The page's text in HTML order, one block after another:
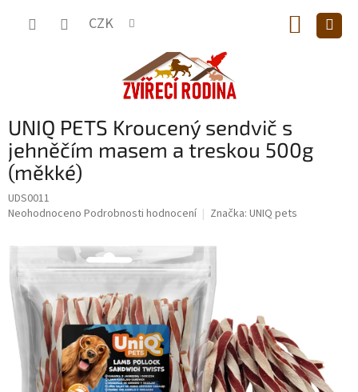
CZK
KOŠÍK
UNIQ PETS Kroucený sendvič s
jehněčím masem a treskou 500g
(měkké)
UDS0011
Průměrné
produktu
0,0
z
5
hvězdiček.
Neohodnoceno Podrobnosti hodnocení Značka: UNIQ pets